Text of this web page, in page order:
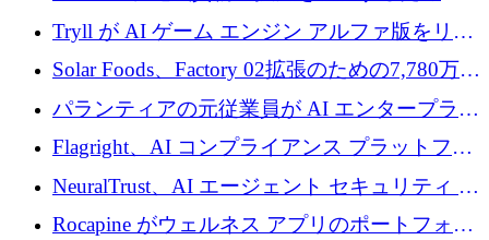
EIT Urban Mobilityから250万ユーロを確保
Tryll が AI ゲーム エンジン アルファ版をリリ
ースし、60 万ドルのプレシード資金を確保
Solar Foods、Factory 02拡張のための7,780万ユ
ーロの資金調達パッケージを獲得
パランティアの元従業員が AI エンタープライ
ズ スタートアップの Conduct に 6,000 万ドル
を調達
Flagright、AI コンプライアンス プラットフォ
ームを拡張するためにシリーズ A で 1,250 万
ドルを確保
NeuralTrust、AI エージェント セキュリティ プ
ラットフォームの拡張に 2,000 万ドルを調達
Rocapine がウェルネス アプリのポートフォリ